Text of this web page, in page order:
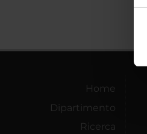
Home
Dipartimento
Ricerca